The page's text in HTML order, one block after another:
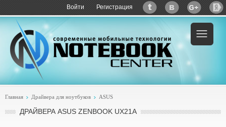
Войти Регистрация
Главная Драйвера для ноутбуков ASUS
ДРАЙВЕРА ASUS ZENBOOK UX21A